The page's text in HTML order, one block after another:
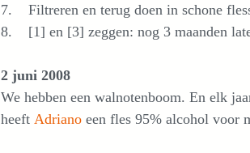
7. Filtreren en terug doen in schone
8. [1] en [3] zeggen: nog 3 maanden
2 juni 2008
We hebben een walnotenboom. En elk
heeft Adriano een fles 95% alcohol voor